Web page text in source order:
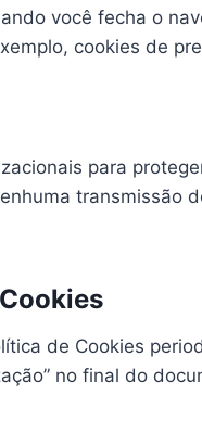
você fecha o
cookies de
para
transmissão
de Cookies
no final do